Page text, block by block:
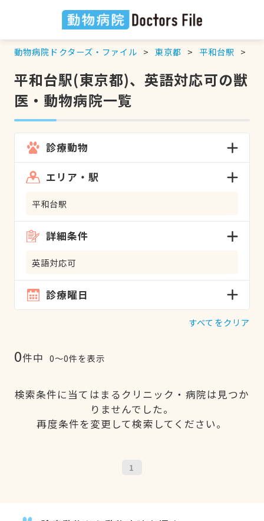
動物病院ドクターズ・ファイル 東京都 平和台駅
平和台駅(東京都)、英語対応可の獣
医・動物病院一覧
診療動物
エリア・駅
平和台駅
詳細条件
英語対応可
診療曜日
すべてをクリア
0件中 0〜0件を表示
検索条件に当てはまるクリニック・病院は見つか
りませんでした。
再度条件を変更して検索してください。
1